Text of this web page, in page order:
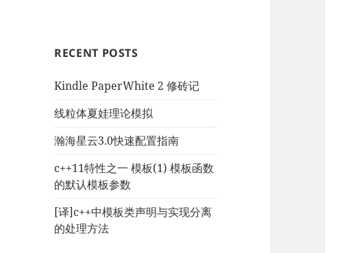
RECENT POSTS
Kindle PaperWhite 2 修砖记
线粒体夏娃理论模拟
瀚海星云3.0快速配置指南
c++11特性之一 模板(1) 模板函数
的默认模板参数
[译]c++中模板类声明与实现分离
的处理方法